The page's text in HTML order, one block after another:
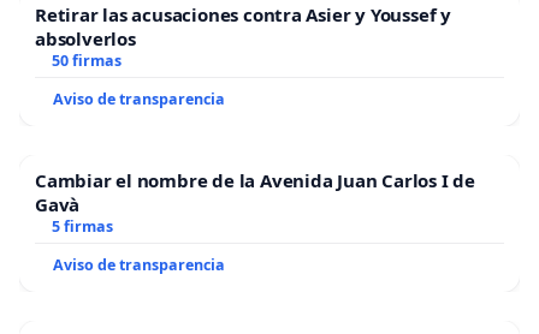
Retirar las acusaciones contra Asier y Youssef y
absolverlos
50 firmas
Aviso de transparencia
Cambiar el nombre de la Avenida Juan Carlos I de
Gavà
5 firmas
Aviso de transparencia